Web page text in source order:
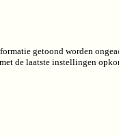
getoond worden
de laatste instellingen